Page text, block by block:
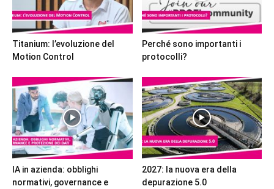
Titanium: l’evoluzione del
Motion Control
Perché sono importanti i
protocolli?
IA in azienda: obblighi
normativi, governance e
2027: la nuova era della
depurazione 5.0